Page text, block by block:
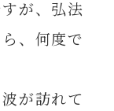
が、弘法
、何度で
が訪れて